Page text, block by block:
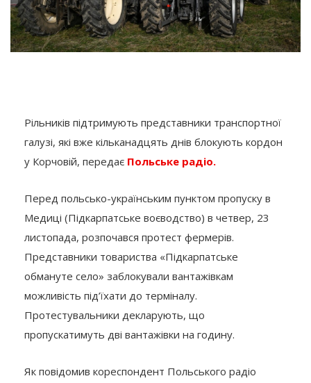
Рільників підтримують представники транспортної
галузі, які вже кільканадцять днів блокують кордон
у Корчовій, передає Польське радіо.
Перед польсько-українським пунктом пропуску в
Медиці (Підкарпатське воєводство) в четвер, 23
листопада, розпочався протест фермерів.
Представники товариства «Підкарпатське
обмануте село» заблокували вантажівкам
можливість під’їхати до терміналу.
Протестувальники декларують, що
пропускатимуть дві вантажівки на годину.
Як повідомив кореспондент Польського радіо